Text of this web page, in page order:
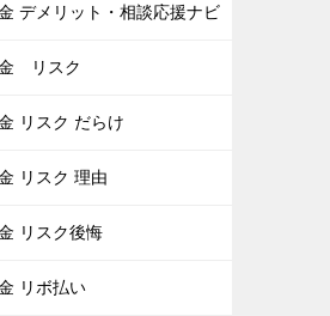
デメリット・相談応援ナビ
リスク
リスク だらけ
リスク 理由
リスク後悔
リボ払い